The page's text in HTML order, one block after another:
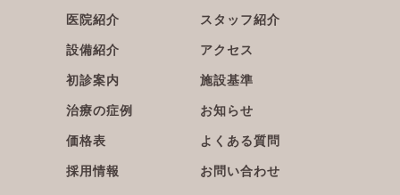
医院紹介
設備紹介
初診案内
スタッフ紹介
アクセス
施設基準
治療の症例
価格表
採用情報
お知らせ
よくある質問
お問い合わせ